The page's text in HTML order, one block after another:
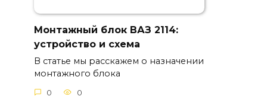
Монтажный блок ВАЗ 2114:
устройство и схема
В статье мы расскажем о назначении
монтажного блока
0 0